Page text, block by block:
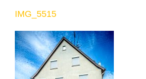
IMG_5515